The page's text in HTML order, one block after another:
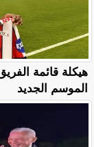
الموسم الجديد